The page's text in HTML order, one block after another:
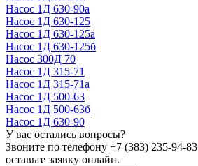
Насос 1Д 630-90а
Насос 1Д 630-125
Насос 1Д 630-125а
Насос 1Д 630-125б
Насос 300Д 70
Насос 1Д 315-71
Насос 1Д 315-71а
Насос 1Д 500-63
Насос 1Д 500-63б
Насос 1Д 630-90
У вас остались вопросы?
Звоните по телефону +7 (383) 235-94-83
оставьте заявку онлайн.